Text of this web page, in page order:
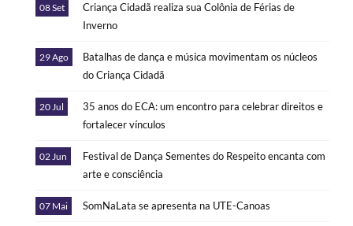
08 Set
Criança Cidadã realiza sua Colônia de Férias de
Inverno
29 Ago
Batalhas de dança e música movimentam os núcleos
do Criança Cidadã
20 Jul
35 anos do ECA: um encontro para celebrar direitos e
fortalecer vínculos
02 Jun
Festival de Dança Sementes do Respeito encanta com
arte e consciência
07 Mai SomNaLata se apresenta na UTE-Canoas